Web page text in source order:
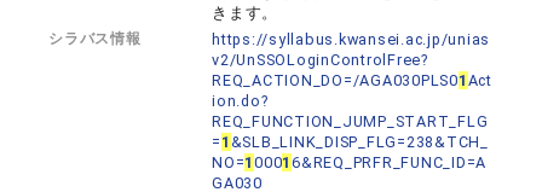
きます。
シラバス情報
https://syllabus.kwansei.ac.jp/unias
v2/UnSSOLoginControlFree?
REQ_ACTION_DO=/AGA030PLS01 Act
ion.do?
REQ_FUNCTION_JUMP_START_FLG
= 1 &SLB_LINK_DISP_FLG=238&TCH_
NO=100016&REQ_PRFR_FUNC_ID=A
GA030